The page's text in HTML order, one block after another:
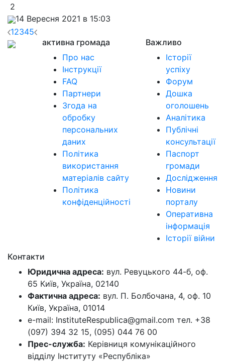
2
14 Вересня 2021 в 15:03
12345
активна громада
Про нас
Інструкції
FAQ
Партнери
Згода на
обробку
персональних
даних
Політика
використання
матеріалів сайту
Політика
конфіденційності
Важливо
Історії
успіху
Форум
Дошка
оголошень
Аналітика
Публічні
консультації
Паспорт
громади
Дослідження
Новини
порталу
Оперативна
інформація
Історії війни
Контакти
Юридична адреса: вул. Ревуцького 44-б, оф.
65 Київ, Україна, 02140
Фактична адреса: вул. П. Болбочана, 4, оф. 10
Київ, Україна, 01014
e-mail: InstituteRespublica@gmail.com тел. +38
(097) 394 32 15, (095) 044 76 00
Прес-служба: Керівниця комунікаційного
відділу Інституту «Республіка»